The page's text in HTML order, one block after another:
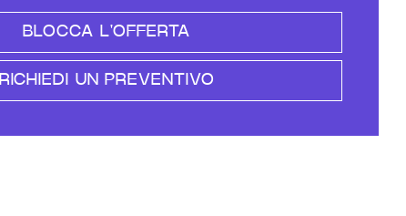
BLOCCA L'OFFERTA
RICHIEDI UN PREVENTIVO